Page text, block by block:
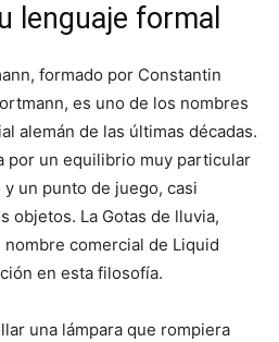
lenguaje formal
formado por Constantin
es uno de los nombres
alemán de las últimas décadas.
por un equilibrio muy particular
un punto de juego, casi
objetos. La Gotas de lluvia,
comercial de Liquid
en esta filosofía.
una lámpara que rompiera